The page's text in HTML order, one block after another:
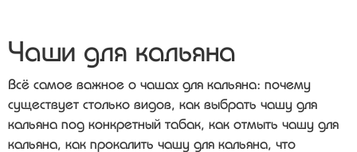
Чаши для кальяна
Всё самое важное о чашах для кальяна: почему
существует столько видов, как выбрать чашу для
кальяна под конкретный табак, как отмыть чашу для
кальяна, как прокалить чашу для кальяна, что